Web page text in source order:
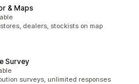
& Maps
dealers, stockists on map
Survey
surveys, unlimited responses